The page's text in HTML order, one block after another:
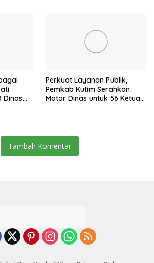
Dinas
Perkuat Layanan Publik,
Pemkab Kutim Serahkan
Motor Dinas untuk 56 Ketua
Tambah Komentar